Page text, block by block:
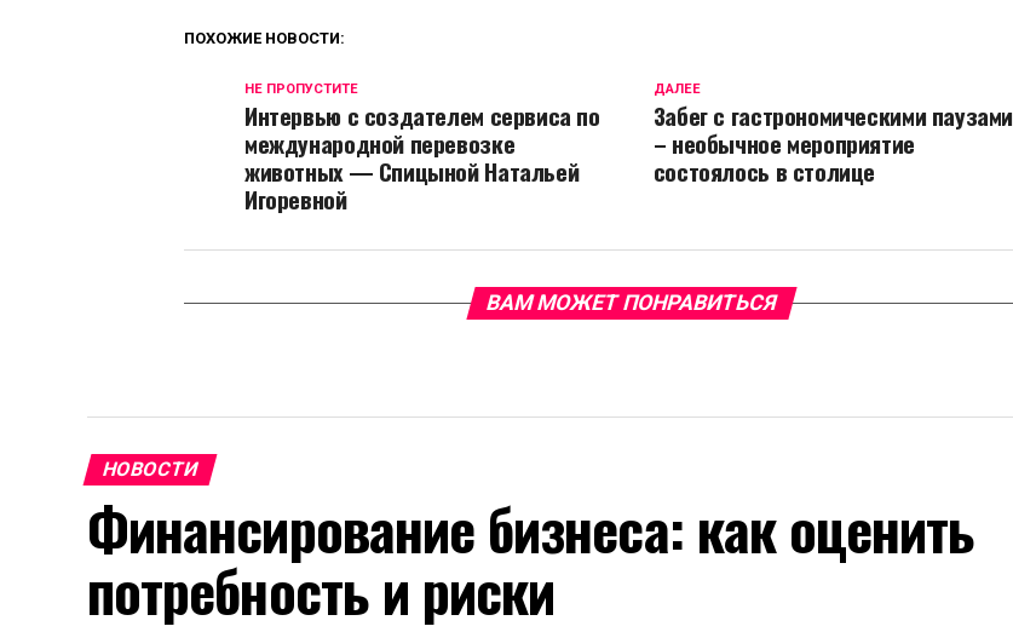
ПОХОЖИЕ НОВОСТИ:
ДАЛЕЕ
Забег с гастрономическими паузами
– необычное мероприятие
состоялось в столице
НЕ ПРОПУСТИТЕ
Интервью с создателем сервиса по
международной перевозке
животных — Спицыной Натальей
Игоревной
ВАМ МОЖЕТ ПОНРАВИТЬСЯ
НОВОСТИ
Финансирование бизнеса: как оценить
потребность и риски